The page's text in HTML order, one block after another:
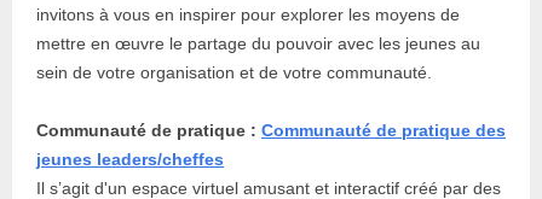
invitons à vous en inspirer pour explorer les moyens de
mettre en œuvre le partage du pouvoir avec les jeunes au
sein de votre organisation et de votre communauté.
Communauté de pratique : Communauté de pratique des
jeunes leaders/cheffes
Il s’agit d'un espace virtuel amusant et interactif créé par des